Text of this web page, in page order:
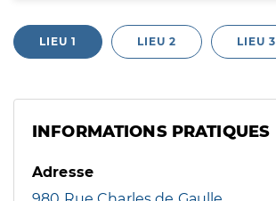
LIEU 1 LIEU 2 LIEU 3
INFORMATIONS PRATIQUES
Adresse